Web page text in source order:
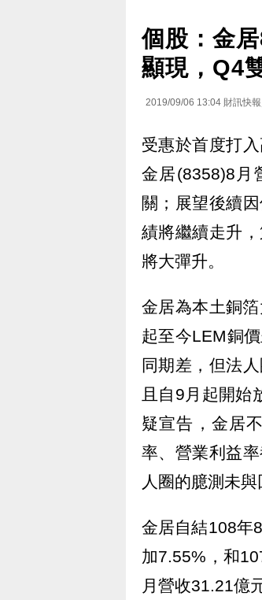
個股：金
顯現，Q4
2019/09/06 13:04 財訊快
受惠於首度打
金居(8358)8月
關；展望後續
績將繼續走升
將大彈升。
金居為本土銅
起至今LEM銅
同期差，但法
且自9月起開始
疑宣告，金居
率、營業利益
人圈的臆測未與
金居自結108年
加7.55%，和
月營收31.21億